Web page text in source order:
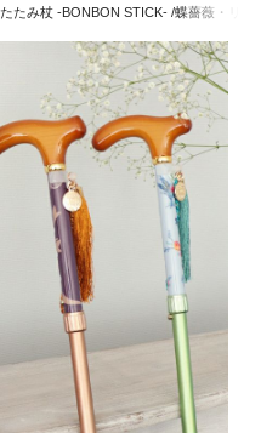
たみ杖 -BONBON STICK- /蝶薔薇・リ